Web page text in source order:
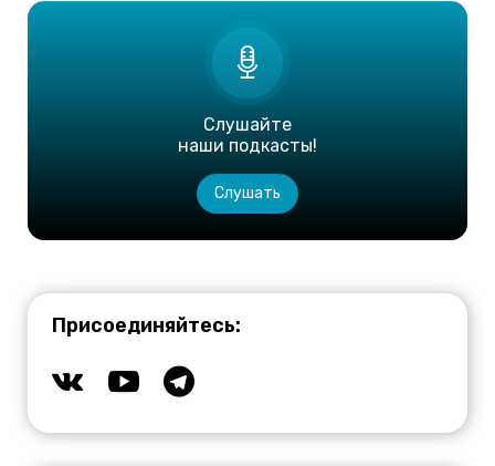
Слушайте
наши подкасты!
Слушать
Присоединяйтесь: